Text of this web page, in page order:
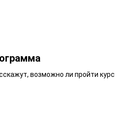
возможно ли пройти курс